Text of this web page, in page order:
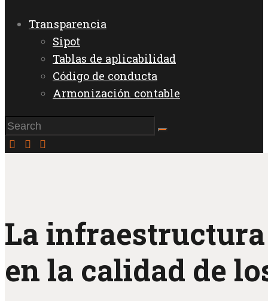
Transparencia
Sipot
Tablas de aplicabilidad
Código de conducta
Armonización contable
La
en la calidad de